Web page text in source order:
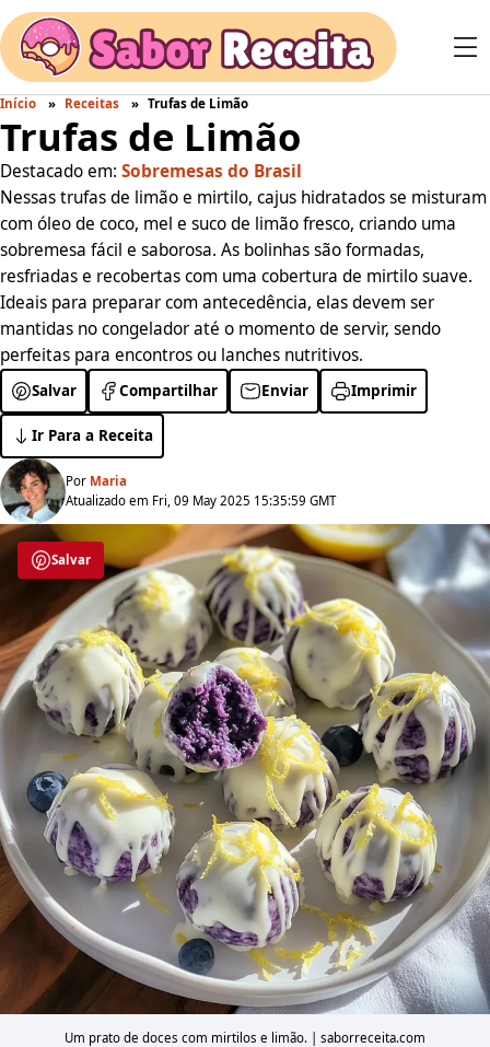
Início Receitas Trufas de Limão
Trufas de Limão
Destacado em: Sobremesas do Brasil
Nessas trufas de limão e mirtilo, cajus hidratados se misturam
com óleo de coco, mel e suco de limão fresco, criando uma
sobremesa fácil e saborosa. As bolinhas são formadas,
resfriadas e recobertas com uma cobertura de mirtilo suave.
Ideais para preparar com antecedência, elas devem ser
mantidas no congelador até o momento de servir, sendo
perfeitas para encontros ou lanches nutritivos.
Salvar Compartilhar Enviar Imprimir
Ir Para a Receita
Por Maria
Atualizado em Fri, 09 May 2025 15:35:59 GMT
Salvar
Um prato de doces com mirtilos e limão. | saborreceita.com